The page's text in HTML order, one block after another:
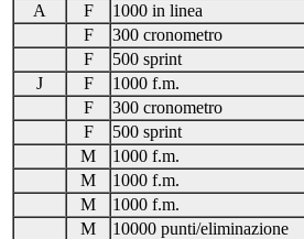
A
F 1000 in linea
F
300 cronometro
F
500 sprint
J
F 1000 f.m.
F
300 cronometro
F
500 sprint
M
1000 f.m.
M
1000 f.m.
M
1000 f.m.
M
10000 punti/eliminazione